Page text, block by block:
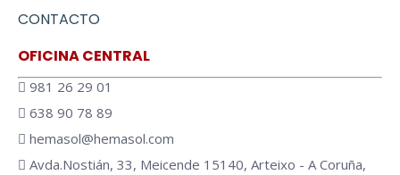
CONTACTO
OFICINA CENTRAL
981 26 29 01
638 90 78 89
hemasol@hemasol.com
Avda.Nostián, 33, Meicende 15140, Arteixo - A Coruña,